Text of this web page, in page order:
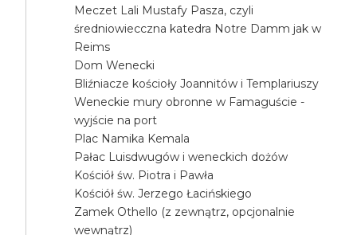
Meczet Lali Mustafy Pasza, czyli
średniowiecczna katedra Notre Damm jak w
Reims
Dom Wenecki
Bliźniacze kościoły Joannitów i Templariuszy
Weneckie mury obronne w Famaguście -
wyjście na port
Plac Namika Kemala
Pałac Luisdwugów i weneckich dożów
Kościół św. Piotra i Pawła
Kościół św. Jerzego Łacińskiego
Zamek Othello (z zewnątrz, opcjonalnie
wewnątrz)